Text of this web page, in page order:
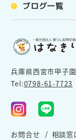
ブログ一覧
兵庫県西宮市甲子
Tel:0798-61-7723
お問合せ 相談窓